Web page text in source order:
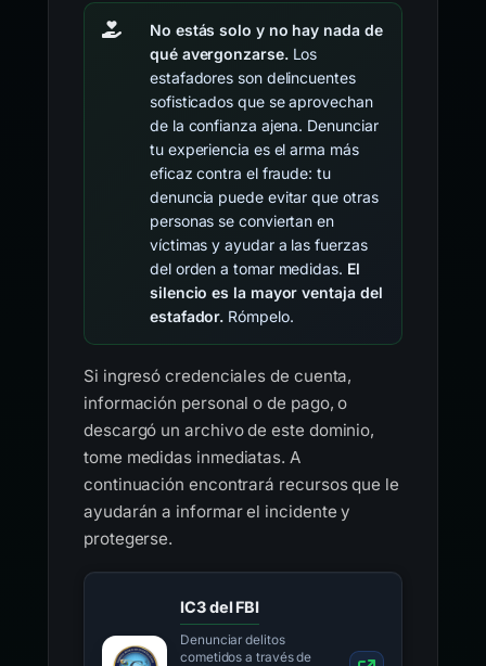
No estás solo y no hay nada de
qué avergonzarse.Los
estafadores son delincuentes
sofisticados que se aprovechan
de la confianza ajena. Denunciar
tu experiencia es el arma más
eficaz contra el fraude: tu
denuncia puede evitar que otras
personas se conviertan en
víctimas y ayudar a las fuerzas
del orden a tomar medidas. El
silencio es la mayor ventaja del
estafador. Rómpelo.
Si ingresó credenciales de cuenta,
información personal o de pago, o
descargó un archivo de este dominio,
tome medidas inmediatas. A
continuación encontrará recursos que le
ayudarán a informar el incidente y
protegerse.
IC3 del FBI
Denunciar delitos
cometidos a través de